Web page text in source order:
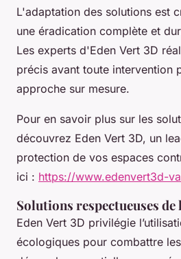
L'adaptation des solutions est
une éradication complète et
Les experts d'Eden Vert 3D
précis avant toute intervention
approche sur mesure.
Pour en savoir plus sur les
découvrez Eden Vert 3D, un
protection de vos espaces
ici : https://www.edenvert3d-
Solutions respectueuses
Eden Vert 3D privilégie
écologiques pour combattre